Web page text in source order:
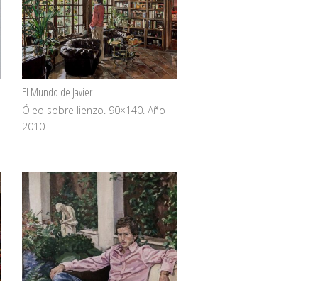
El Mundo de Javier
Óleo sobre lienzo. 90×140. Año
2010